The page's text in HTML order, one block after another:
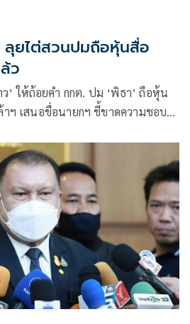
ลุยไต่สวนปมถือหุ้นสื่อ
ว
ถือหุ้น
าฯ เสนอขื่อนายกฯ ชี้ขาดความชอบ